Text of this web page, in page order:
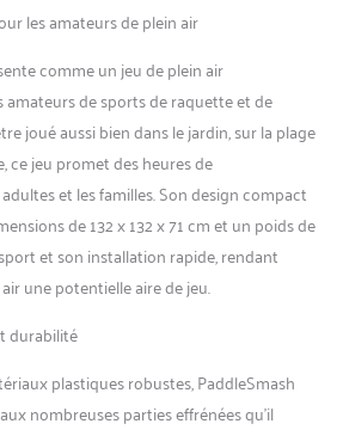
pickleball et de jeux de cour
vont adorer. Dès 14 ans.
Amusement polyvalent en
plein air : Que ce soit à la
plage, dans le jardin, lors d’un
pique-nique ou sur un
terrain de pickleball,
PaddleSmash est votre jeu
de pelouse préféré. Sa
portabilité vous permet de
profiter de ce jeu de plein air
familles n'importe où.
emballé avec 1 court de
PaddleSmash qui sert
les amateurs de plein air
comme un jeu de plein air
de sports de raquette et de
joué aussi bien dans le jardin, sur la plage
ce jeu promet des heures de
et les familles. Son design compact
de 132 x 132 x 71 cm et un poids de
et son installation rapide, rendant
une potentielle aire de jeu.
durabilité
plastiques robustes, PaddleSmash
nombreuses parties effrénées qu’il